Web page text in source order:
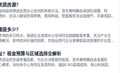
项至关重要的决策。这不仅关系到团队的日常工作效率与协作氛围，
运营成本
房源？
网高效筛选优质办公空间的系统方法。首先需明确自身团队规模、特
时，应深入解读房源参数、费用构成、配套服务及运营细节，并重视园
，需考察运营方的品牌背景与持续服务能力。完成线上初选后，必须
、测试设施、感受园区氛围并确认合同条款，从而做出精确决策。在
为企业寻找
多少？
场的多元特点，强调企业选择办公空间时应超越租金考量，关注产业生
概况、影响空间价值的因素，并指出现代企业更需能促进发展的平台型
明运营方如何通过构建服务生态助力企业成长，建议企业系统评估需
体。对于许多寻求在上海松江区设立或扩展办公空间的企业而言，了
策的首先
？租金预算与区域选择全解析
选址的关键考量因素，为企业决策提供框架。首先需明确自身发展阶
需求。深圳多中心商务区各具特色：福田CBD高端成熟，南山科技园创
统写字楼外，创意产业园注重生态与社群，适合文创、科技类企业。